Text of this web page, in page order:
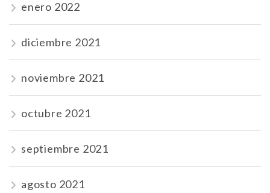
enero 2022
diciembre 2021
noviembre 2021
octubre 2021
septiembre 2021
agosto 2021